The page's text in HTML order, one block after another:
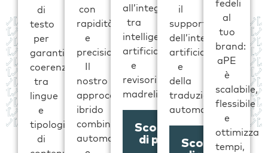
di
testo
per
garantire
coerenza
tra
lingue
e
tipologie
di
con
rapidità
e
precisione.
Il
nostro
approccio
ibrido
combina
automazione
all’integrazione
tra
intelligenza
artificiale
e
revisori
madrelingua.
Scopri
di più
il
supporto
dell’intelligenza
artificiale
e
della
traduzione
automatica.
Scopri
fedeli
al
tuo
brand:
aPE
è
scalabile,
flessibile
e
ottimizza
tempi,